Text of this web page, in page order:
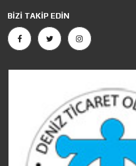
BIZI TAKIP EDIN